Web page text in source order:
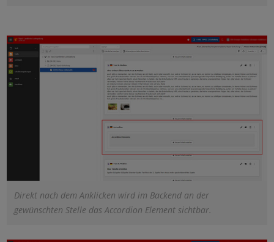
Direkt nach dem Anklicken wird im Backend an der
gewünschten Stelle das Accordion Element sichtbar.